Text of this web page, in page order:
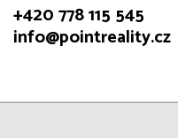
+420 778 115 545
info@pointreality.cz